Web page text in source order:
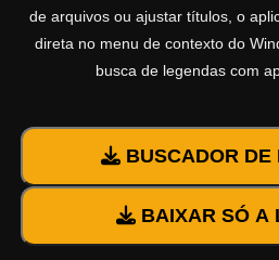
de arquivos ou ajustar títulos, o
direta no menu de contexto do
busca de legendas com
BUSCADOR DE
BAIXAR SÓ A